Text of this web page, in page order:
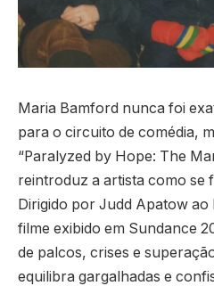
Maria Bamford nunca foi
para o circuito de comédia,
“Paralyzed by Hope: The
reintroduz a artista como se
Dirigido por Judd Apatow ao
filme exibido em Sundance
de palcos, crises e
equilibra gargalhadas e